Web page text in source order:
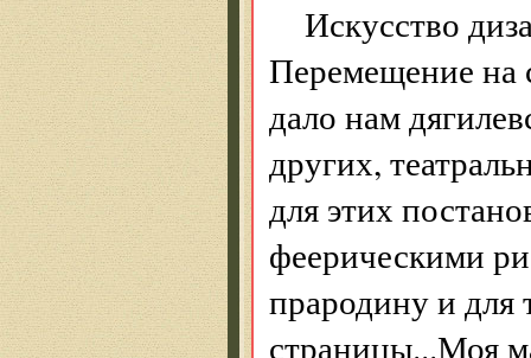
Искусство
Перемещение на
дало нам
других,
для этих
феерическими
прародину и для
страницы...Моя